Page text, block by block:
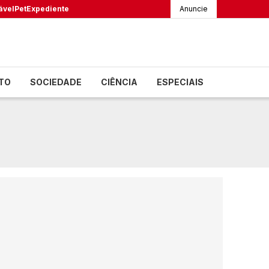
PetExpediente Anuncie
SOCIEDADE CIÊNCIA ESPECIAIS